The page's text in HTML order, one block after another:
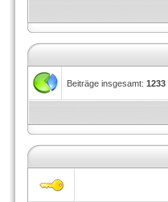
Beiträge insgesamt: 1233